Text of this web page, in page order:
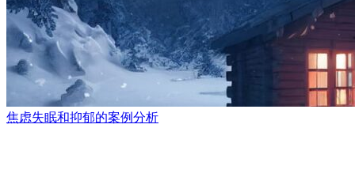
焦虑失眠和抑郁的案例分析